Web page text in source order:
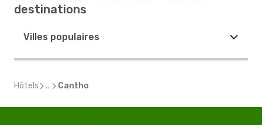
destinations
Villes populaires
Hôtels ... Cantho